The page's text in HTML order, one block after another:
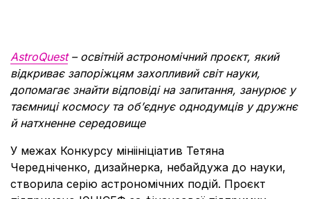
AstroQuest– освітній астрономічний проєкт, який
відкриває запоріжцям захопливий світ науки,
допомагає знайти відповіді на запитання, занурює у
таємниці космосу та об’єднує однодумців у дружнє
й натхненне середовище
У межах Конкурсу мініініціатив Тетяна
Чередніченко, дизайнерка, небайдужа до науки,
створила серію астрономічних подій. Проєкт